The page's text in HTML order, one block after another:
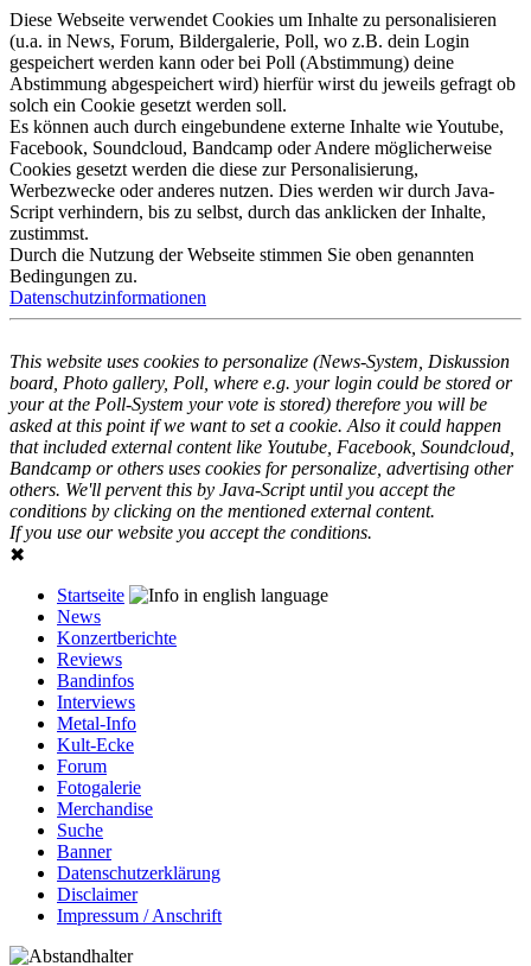
Diese Webseite verwendet Cookies um Inhalte zu personalisieren
(u.a. in News, Forum, Bildergalerie, Poll, wo z.B. dein Login
gespeichert werden kann oder bei Poll (Abstimmung) deine
Abstimmung abgespeichert wird) hierfür wirst du jeweils gefragt ob
solch ein Cookie gesetzt werden soll.
Es können auch durch eingebundene externe Inhalte wie Youtube,
Facebook, Soundcloud, Bandcamp oder Andere möglicherweise
Cookies gesetzt werden die diese zur Personalisierung,
Werbezwecke oder anderes nutzen. Dies werden wir durch Java-
Script verhindern, bis zu selbst, durch das anklicken der Inhalte,
zustimmst.
Durch die Nutzung der Webseite stimmen Sie oben genannten
Bedingungen zu.
Datenschutzinformationen
This website uses cookies to personalize (News-System, Diskussion
board, Photo gallery, Poll, where e.g. your login could be stored or
your at the Poll-System your vote is stored) therefore you will be
asked at this point if we want to set a cookie. Also it could happen
that included external content like Youtube, Facebook, Soundcloud,
Bandcamp or others uses cookies for personalize, advertising other
others. We'll pervent this by Java-Script until you accept the
conditions by clicking on the mentioned external content.
If you use our website you accept the conditions.
✖
Startseite
News
Konzertberichte
Reviews
Bandinfos
Interviews
Metal-Info
Kult-Ecke
Forum
Fotogalerie
Merchandise
Suche
Banner
Datenschutzerklärung
Disclaimer
Impressum / Anschrift